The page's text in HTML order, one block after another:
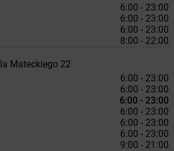
6:00 - 23:00
6:00 - 23:00
6:00 - 23:00
8:00 - 22:00
Mateckiego 22
6:00 - 23:00
6:00 - 23:00
6:00 - 23:00
6:00 - 23:00
6:00 - 23:00
6:00 - 23:00
9:00 - 21:00